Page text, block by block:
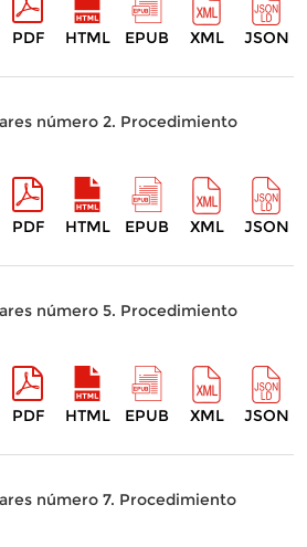
PDF HTML EPUB XML JSON
número 2. Procedimiento
PDF HTML EPUB XML JSON
número 5. Procedimiento
PDF HTML EPUB XML JSON
número 7. Procedimiento